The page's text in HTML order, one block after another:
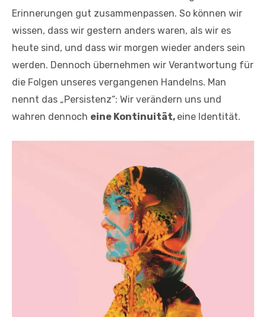
Erinnerungen gut zusammenpassen. So können wir
wissen, dass wir gestern anders waren, als wir es
heute sind, und dass wir morgen wieder anders sein
werden. Dennoch übernehmen wir Verantwortung für
die Folgen unseres vergangenen Handelns. Man
nennt das „Persistenz“: Wir verändern uns und
wahren dennoch eine Kontinuität, eine Identität.